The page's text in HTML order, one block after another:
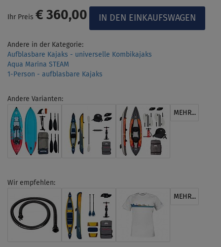
Ihr Preis € 360,00
Andere in der Kategorie:
Aufblasbare Kajaks - universelle Kombikajaks
Aqua Marina STEAM
1-Person - aufblasbare Kajaks
Andere Varianten:
MEHR...
Wir empfehlen:
MEHR...